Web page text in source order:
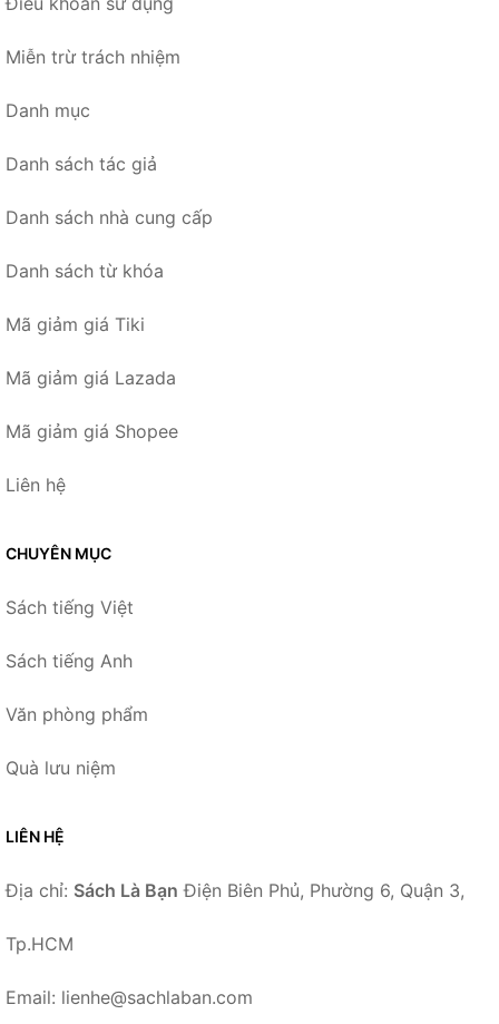
Miễn trừ trách nhiệm
Danh mục
Danh sách tác giả
Danh sách nhà cung cấp
Danh sách từ khóa
Mã giảm giá Tiki
Mã giảm giá Lazada
Mã giảm giá Shopee
Liên hệ
CHUYÊN MỤC
Sách tiếng Việt
Sách tiếng Anh
Văn phòng phẩm
Quà lưu niệm
LIÊN HỆ
Địa chỉ: Sách Là Bạn Điện Biên Phủ, Phường 6, Quận 3,
Tp.HCM
Email: lienhe@sachlaban.com